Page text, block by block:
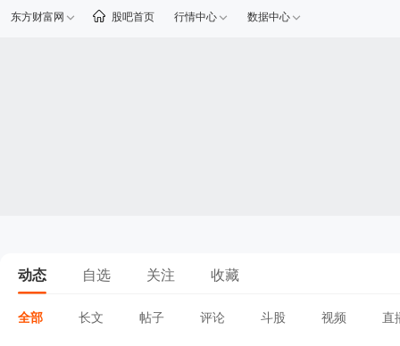
东方财富网 股吧首页 行情中心 数据中心
动态 自选 关注 收藏
全部 长文 帖子 评论 斗股 视频 直